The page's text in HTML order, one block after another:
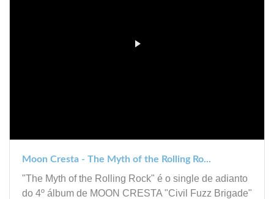
Moon Cresta - The Myth of the Rolling Ro...
"The Myth of the Rolling Rock" é o single de adianto
do 4º álbum de MOON CRESTA "Civil Fuzz Brigade"